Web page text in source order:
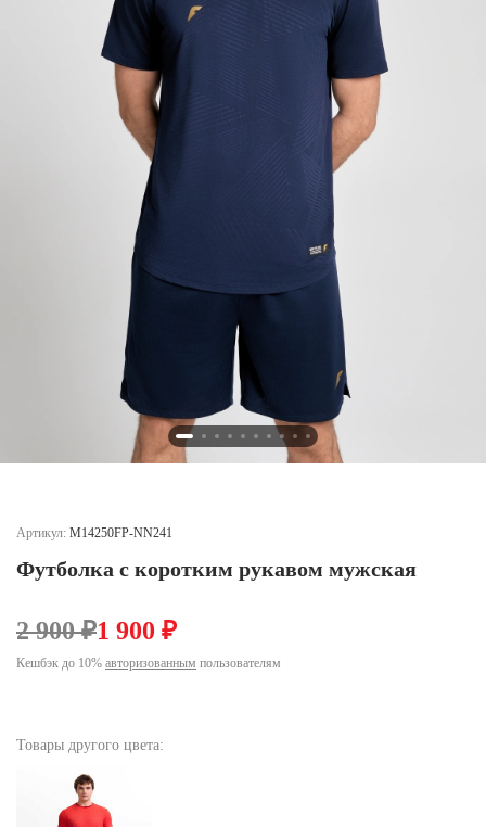
Новосибирская область (3)
Омская область (5)
Республика Башкортостан (3)
Республика Крым (1)
Республика Татарстан (2)
Самарская область (1)
Санкт-Петербург и ЛО (3)
Саратовская область (1)
Свердловская область (5)
Северная Осетия (2)
Смоленская область (1)
Ставропольский край (5)
Томская область (1)
Тульская область (1)
Тюменская область (3)
Хакасия (1)
Челябинская область (2)
Ямало-Ненецкий автономный округ (1)
Артикул: M14250FP-NN241
Футболка с коротким рукавом мужская
2 900 ₽1 900 ₽
Кешбэк до 10% авторизованным пользователям
Товары другого цвета: